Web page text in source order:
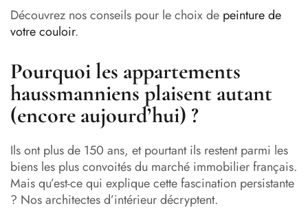
Découvrez nos conseils pour le choix de peinture de
votre couloir.
Pourquoi les appartements
haussmanniens plaisent autant
(encore aujourd’hui) ?
Ils ont plus de 150 ans, et pourtant ils restent parmi les
biens les plus convoités du marché immobilier français.
Mais qu’est-ce qui explique cette fascination persistante
? Nos architectes d’intérieur décryptent.